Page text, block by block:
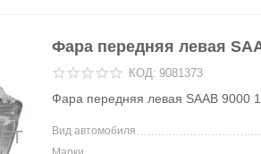
Фара передняя левая
КОД: 9081373
Фара передняя левая SAAB 9000
Вид автомобиля